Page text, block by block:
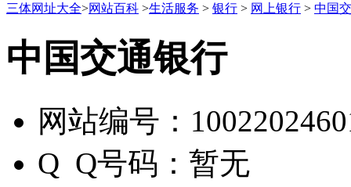
三体网址大全>网站百科 >生活服务 > 银行 > 网上银行 > 中国
中国交通银行
网站编号：
Q Q号码： 暂无